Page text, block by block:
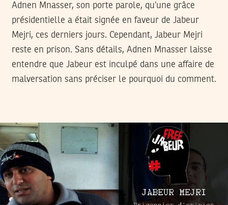
Adnen Mnasser, son porte parole, qu’une grâce
présidentielle a était signée en faveur de Jabeur
Mejri, ces derniers jours. Cependant, Jabeur Mejri
reste en prison. Sans détails, Adnen Mnasser laisse
entendre que Jabeur est inculpé dans une affaire de
malversation sans préciser le pourquoi du comment.